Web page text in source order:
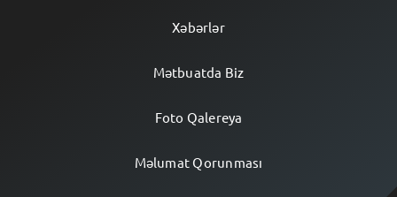
Xəbərlər
Mətbuatda Biz
Foto Qalereya
Məlumat Qorunması